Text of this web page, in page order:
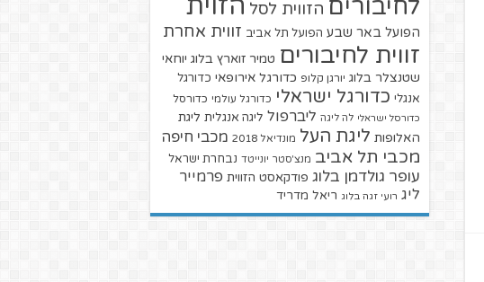
לחיבורים הזווית לסל הזוית
הפועל באר שבע הפועל תל אביב זווית אחרת
זווית לחיבורים טמיר זוארץ בלוג יוחאי
שטנצלר בלוג יורגן קלופ כדורגל אירופאי כדורגל
אנגלי כדורגל ישראלי כדורגל עולמי כדורסל
כדורסל ישראלי לה ליגה ליברפול ליגה אנגלית ליגת
האלופות ליגת העל מונדיאל 2018 מכבי חיפה
מכבי תל אביב מנצ'סטר יונייטד נבחרת ישראל
עופר גולדמן בלוג פודקאסט הזווית פרמייר
ליג רועי זגה בלוג ריאל מדריד